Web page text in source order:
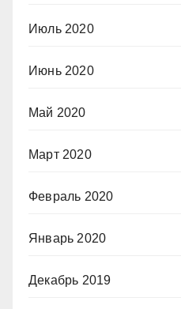
Июль 2020
Июнь 2020
Май 2020
Март 2020
Февраль 2020
Январь 2020
Декабрь 2019